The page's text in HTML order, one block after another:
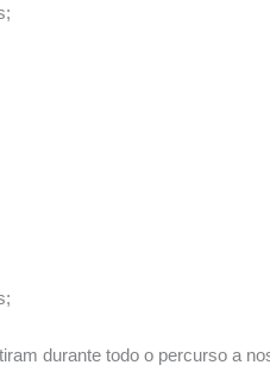
durante todo o percurso a